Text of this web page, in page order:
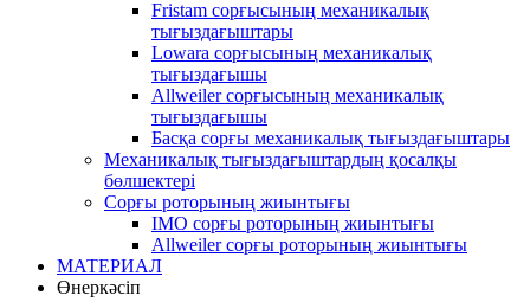
Fristam сорғысының механикалық
тығыздағыштары
Lowara сорғысының механикалық
тығыздағышы
Allweiler сорғысының механикалық
тығыздағышы
Басқа сорғы механикалық тығыздағыштары
Механикалық тығыздағыштардың қосалқы
бөлшектері
Сорғы роторының жиынтығы
IMO сорғы роторының жиынтығы
Allweiler сорғы роторының жиынтығы
МАТЕРИАЛ
Өнеркәсіп